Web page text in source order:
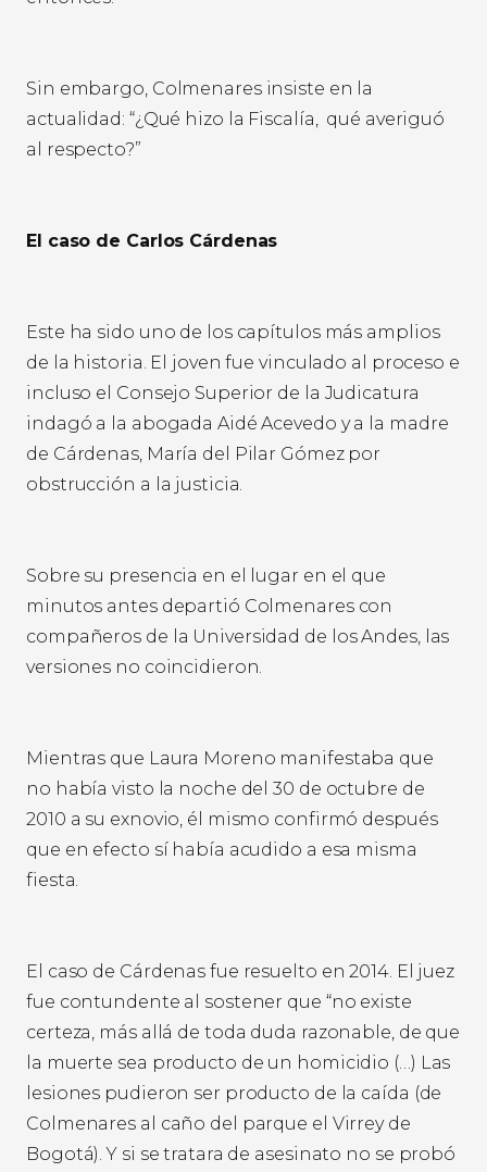
Sin embargo, Colmenares insiste en la
actualidad: “¿Qué hizo la Fiscalía, qué averiguó
al respecto?”
El caso de Carlos Cárdenas
Este ha sido uno de los capítulos más amplios
de la historia. El joven fue vinculado al proceso e
incluso el Consejo Superior de la Judicatura
indagó a la abogada Aidé Acevedo y a la madre
de Cárdenas, María del Pilar Gómez por
obstrucción a la justicia.
Sobre su presencia en el lugar en el que
minutos antes departió Colmenares con
compañeros de la Universidad de los Andes, las
versiones no coincidieron.
Mientras que Laura Moreno manifestaba que
no había visto la noche del 30 de octubre de
2010 a su exnovio, él mismo confirmó después
que en efecto sí había acudido a esa misma
fiesta.
El caso de Cárdenas fue resuelto en 2014. El juez
fue contundente al sostener que “no existe
certeza, más allá de toda duda razonable, de que
la muerte sea producto de un homicidio (…) Las
lesiones pudieron ser producto de la caída (de
Colmenares al caño del parque el Virrey de
Bogotá). Y si se tratara de asesinato no se probó